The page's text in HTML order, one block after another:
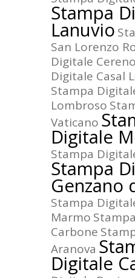
Stampa
Lanuvio
San Lorenzo
Digitale
Digitale Casal
Stampa
Lombroso
Vaticano
Digitale
Stampa
Stampa
Genzano
Stampa
Marmo
Carbone
Aranova
Digitale